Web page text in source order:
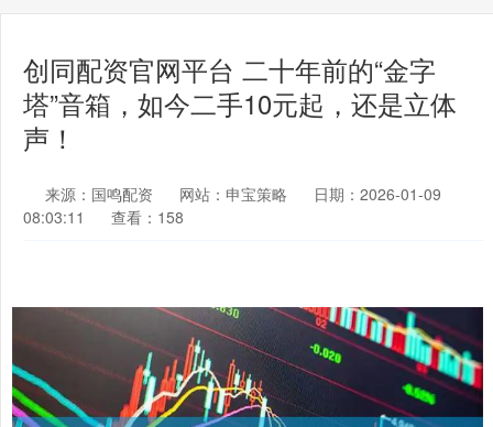
创同配资官网平台 二十年前的“金字
塔”音箱，如今二手10元起，还是立体
声！
来源：国鸣配资 网站：申宝策略
日期：2026-01-09
08:03:11
查看：158